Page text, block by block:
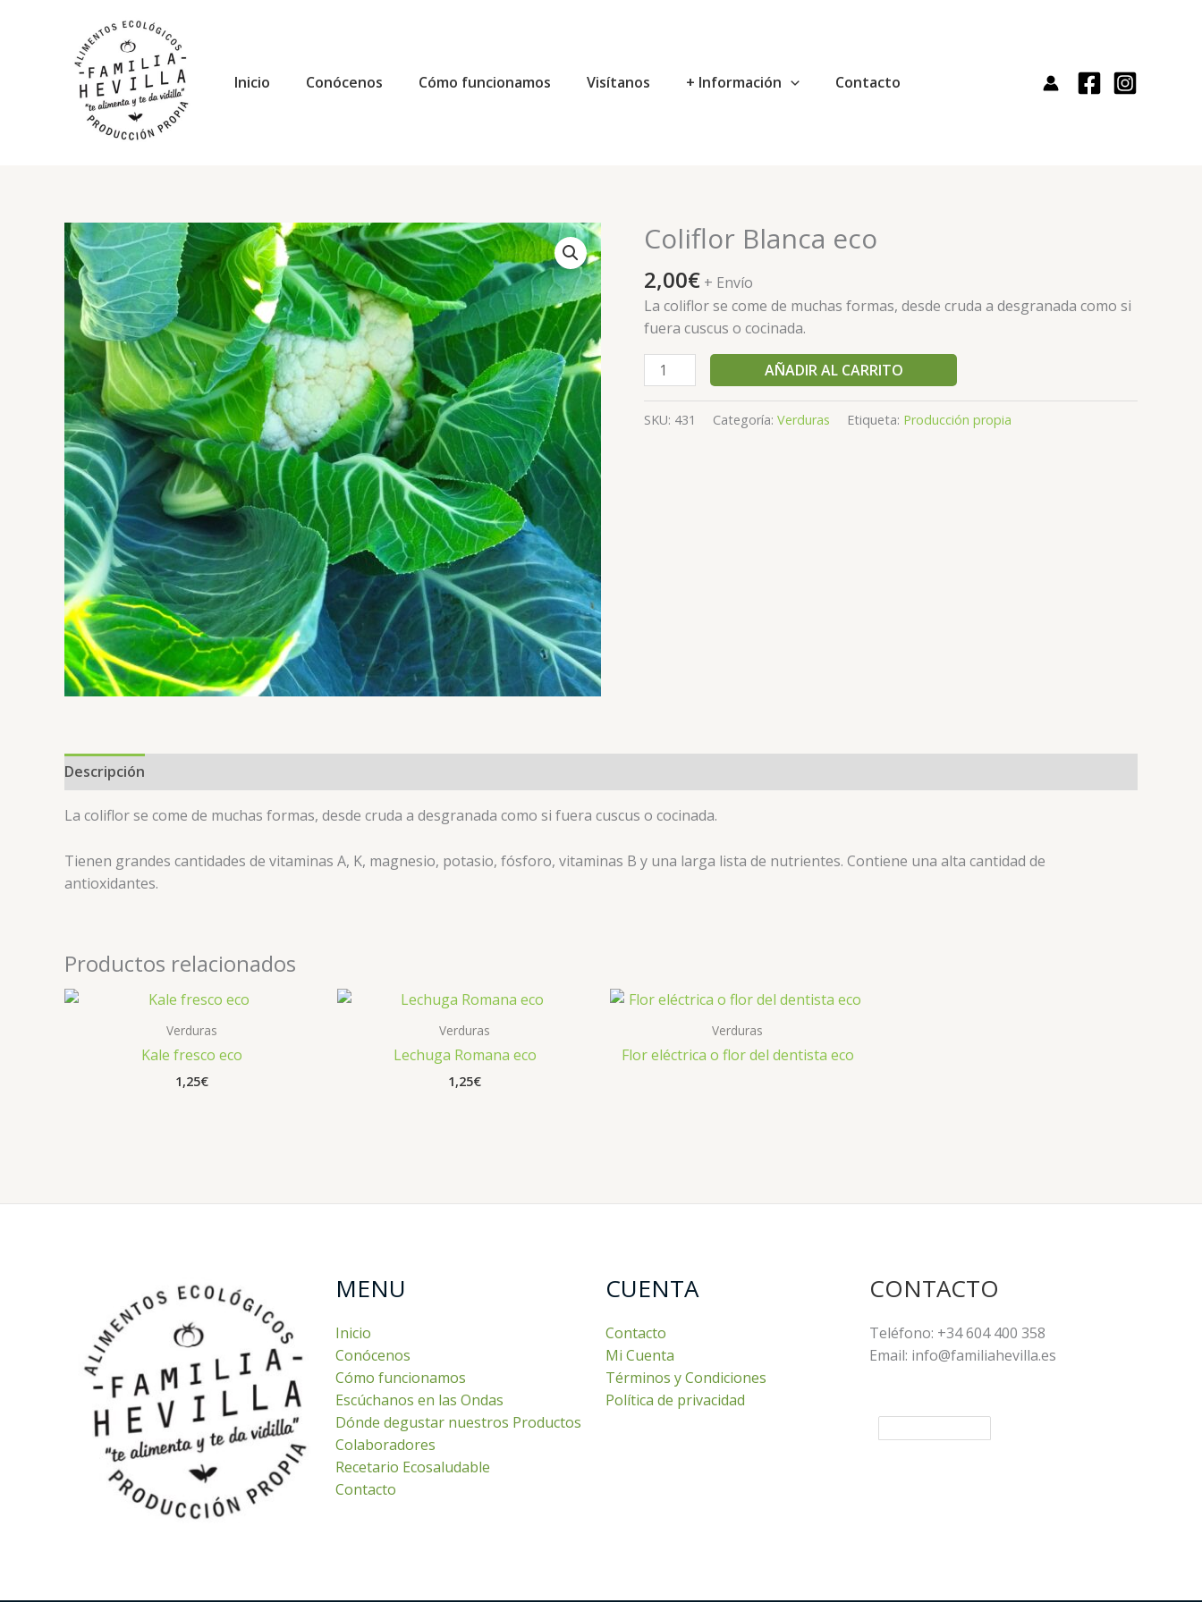
Inicio
Conócenos Cómo funcionamos Visítanos + Información Contacto
Coliflor Blanca eco
2,00€ + Envío
La coliflor se come de muchas formas, desde cruda a desgranada como si
fuera cuscus o cocinada.
Coliflor
Blanca
eco
cantidad
AÑADIR AL CARRITO
SKU: 431 Categoría: Verduras Etiqueta: Producción propia
Descripción
La coliflor se come de muchas formas, desde cruda a desgranada como si fuera cuscus o cocinada.
Tienen grandes cantidades de vitaminas A, K, magnesio, potasio, fósforo, vitaminas B y una larga lista de nutrientes. Contiene una alta cantidad de
antioxidantes.
Productos relacionados
Verduras
Kale fresco eco
1,25€
Verduras
Lechuga Romana eco
1,25€
Verduras
Flor eléctrica o flor del dentista eco
MENU
Inicio
Conócenos
Cómo funcionamos
Escúchanos en las Ondas
Dónde degustar nuestros Productos
Colaboradores
Recetario Ecosaludable
Contacto
CUENTA
Contacto
Mi Cuenta
Términos y Condiciones
Política de privacidad
CONTACTO
Teléfono: +34 604 400 358
Email: info@familiahevilla.es